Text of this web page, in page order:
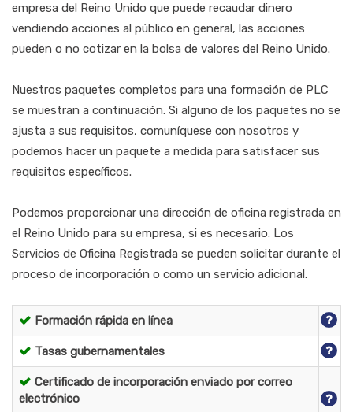
empresa del Reino Unido que puede recaudar dinero
vendiendo acciones al público en general, las acciones
pueden o no cotizar en la bolsa de valores del Reino Unido.
Nuestros paquetes completos para una formación de PLC
se muestran a continuación. Si alguno de los paquetes no se
ajusta a sus requisitos, comuníquese con nosotros y
podemos hacer un paquete a medida para satisfacer sus
requisitos específicos.
Podemos proporcionar una dirección de oficina registrada en
el Reino Unido para su empresa, si es necesario. Los
Servicios de Oficina Registrada se pueden solicitar durante el
proceso de incorporación o como un servicio adicional.
Formación rápida en línea
Tasas gubernamentales
Certificado de incorporación enviado por correo
electrónico